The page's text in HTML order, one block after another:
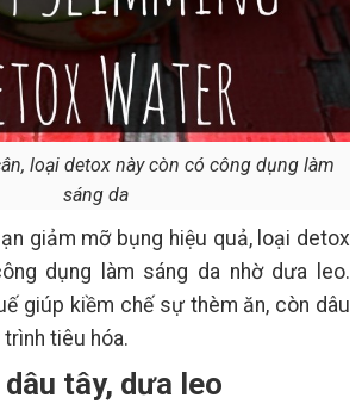
loại detox này còn có công dụng làm
sáng da
giảm mỡ bụng hiệu quả, loại detox
dụng làm sáng da nhờ dưa leo.
giúp kiềm chế sự thèm ăn, còn dâu
tiêu hóa.
tây, dưa leo